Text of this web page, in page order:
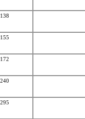
138
155
172
240
295